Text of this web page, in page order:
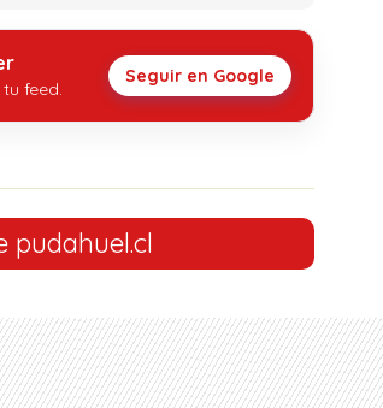
feed.
Seguir en Google
pudahuel.cl